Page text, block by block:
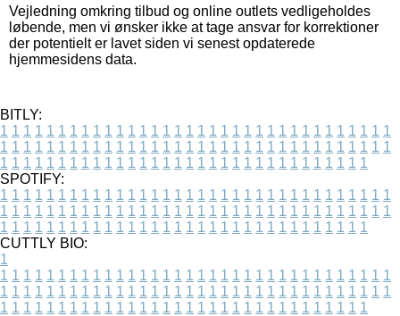
Vejledning omkring tilbud og online outlets vedligeholdes
løbende, men vi ønsker ikke at tage ansvar for korrektioner
der potentielt er lavet siden vi senest opdaterede
hjemmesidens data.
BITLY:
1 1 1 1 1 1 1 1 1 1 1 1 1 1 1 1 1 1 1 1 1 1 1 1 1 1 1 1 1 1 1 1 1 1
1 1 1 1 1 1 1 1 1 1 1 1 1 1 1 1 1 1 1 1 1 1 1 1 1 1 1 1 1 1 1 1 1 1
1 1 1 1 1 1 1 1 1 1 1 1 1 1 1 1 1 1 1 1 1 1 1 1 1 1 1 1 1 1 1 1
SPOTIFY:
1 1 1 1 1 1 1 1 1 1 1 1 1 1 1 1 1 1 1 1 1 1 1 1 1 1 1 1 1 1 1 1 1 1
1 1 1 1 1 1 1 1 1 1 1 1 1 1 1 1 1 1 1 1 1 1 1 1 1 1 1 1 1 1 1 1 1 1
1 1 1 1 1 1 1 1 1 1 1 1 1 1 1 1 1 1 1 1 1 1 1 1 1 1 1 1 1 1 1 1
CUTTLY BIO:
1
1 1 1 1 1 1 1 1 1 1 1 1 1 1 1 1 1 1 1 1 1 1 1 1 1 1 1 1 1 1 1 1 1 1
1 1 1 1 1 1 1 1 1 1 1 1 1 1 1 1 1 1 1 1 1 1 1 1 1 1 1 1 1 1 1 1 1 1
1 1 1 1 1 1 1 1 1 1 1 1 1 1 1 1 1 1 1 1 1 1 1 1 1 1 1 1 1 1 1 1